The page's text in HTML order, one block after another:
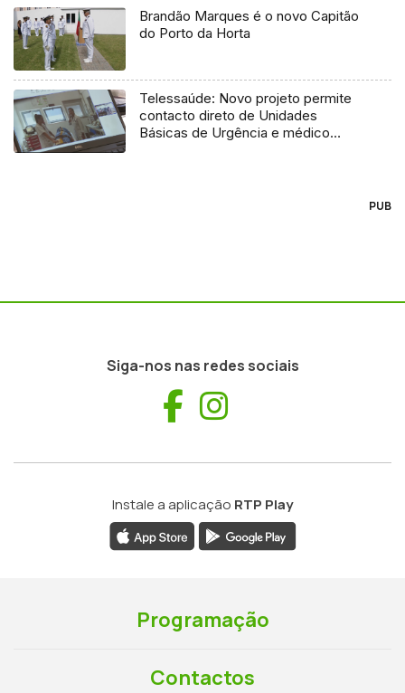
Brandão Marques é o novo Capitão
do Porto da Horta
Telessaúde: Novo projeto permite
contacto direto de Unidades
Básicas de Urgência e médico
PUB
Siga-nos nas redes sociais
Facebook
Instale a aplicação RTP Play
Programação
Contactos